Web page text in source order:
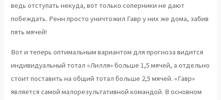
ведь отступать некуда, вот только соперники не дают
побеждать. Ренн просто уничтожил Гавр у них же дома, забив
пять мячей!
Вот и теперь оптимальным вариантом для прогноза видится
индивидуальный тотал «Лилля» больше 1,5 мячей, а отдельно
стоит поставить на общий тотал больше 2,5 мячей. «Гавр»
является самой малорезультативной командой. В основном